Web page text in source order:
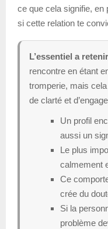
ce que cela signifie, en
si cette relation te
L’essentiel a
rencontre en étant
tromperie, mais
de clarté et
Un profil
aussi un
Le plus
calmement
Ce
crée du
Si la
problème